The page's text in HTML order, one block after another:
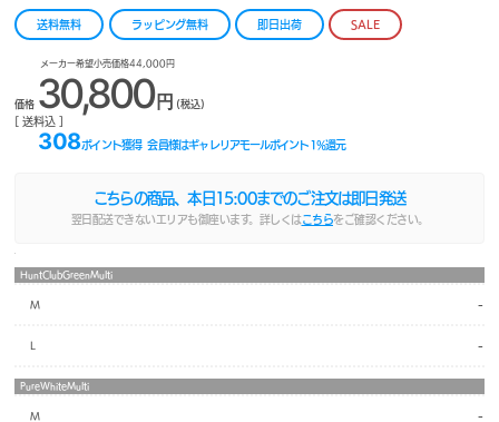
送料無料 ラッピング無料 即日出荷 SALE
メーカー希望小売価格44,000円
価格 30,800円 (税込)
[ 送料込 ]
308ポイント獲得 会員様はギャレリアモールポイント 1 %還元
こちらの商品、本日 15:00までのご注文は即日発送
翌日配送できないエリアも御座います。詳しくは こちらをご確認ください。
HuntClubGreenMulti
M -
-
PureWhiteMulti
M -